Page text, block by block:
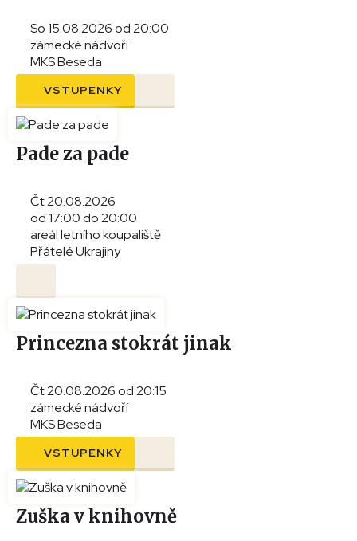
So 15.08.2026 od 20:00
zámecké nádvoří
MKS Beseda
VSTUPENKY
Pade za pade
Čt 20.08.2026
od 17:00 do 20:00
areál letního koupaliště
Přátelé Ukrajiny
Princezna stokrát jinak
Čt 20.08.2026 od 20:15
zámecké nádvoří
MKS Beseda
VSTUPENKY
Zuška v knihovně